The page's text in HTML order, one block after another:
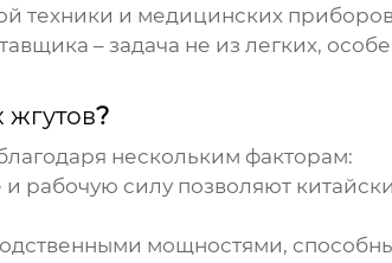
техники и медицинских
– задача не из легких,
жгутов?
нескольким факторам:
рабочую силу позволяют
мощностями,